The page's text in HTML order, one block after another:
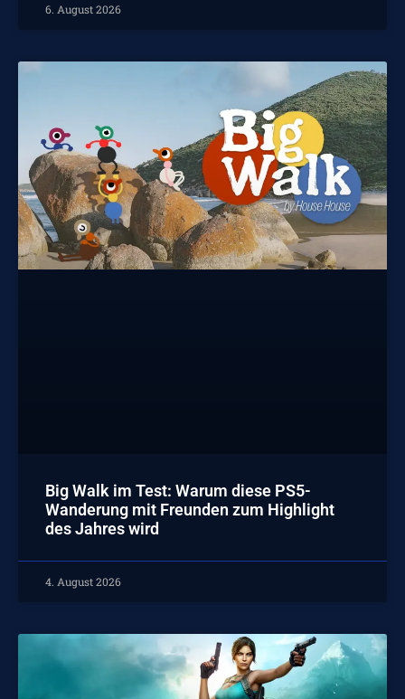
6. August 2026
Big Walk im Test: Warum diese PS5-
Wanderung mit Freunden zum Highlight
des Jahres wird
4. August 2026